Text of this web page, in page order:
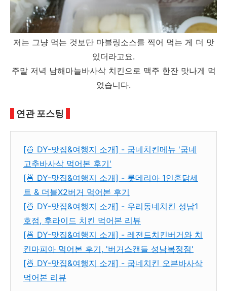
저는 그냥 먹는 것보단 마블링소스를 찍어 먹는 게 더 맛
있더라고요.
주말 저녁 남해마늘바사삭 치킨으로 맥주 한잔 맛나게 먹
었습니다.
연관 포스팅
[🍜 DY-맛집&여행지 소개] - 굽네치킨메뉴 '굽네
고추바사삭 먹어본 후기'
[🍜 DY-맛집&여행지 소개] - 롯데리아 1인혼닭세
트 & 더블X2버거 먹어본 후기
[🍜 DY-맛집&여행지 소개] - 우리동네치킨 성남1
호점, 후라이드 치킨 먹어본 리뷰
[🍜 DY-맛집&여행지 소개] - 레전드치킨버거와 치
킨마피아 먹어본 후기, '버거스캔들 성남복정점'
[🍜 DY-맛집&여행지 소개] - 굽네치킨 오븐바사삭
먹어본 리뷰